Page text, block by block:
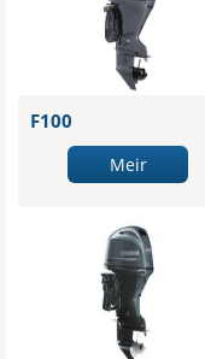
F100
Meir